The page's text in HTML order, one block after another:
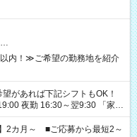
…
内！≫ご希望の勤務地を紹介
夜勤 16:30～翌9:30 「家族
って夕飯の準備がしたい」
ど、ご希望を教えてください
2カ月～ ■ご応募から最短2～